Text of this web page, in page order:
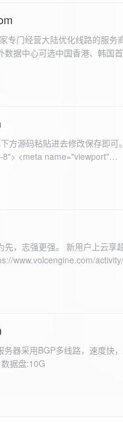
type="submit">上传文
据中心可选中国香港、韩国
{ display: grid; grid-template-columns: repeat(2, 1fr); gap: 25px; width: 100%; margin: 0 auto; padding: 0; } /* 导航项样式 */ .nav-item { background: hsl(230, 10%, 33%); border-radius: 12px; padding: 12px; text-align: center; box-shadow: none; transition: all 0.3s ease; min-height: 75px; position: relative; } .nav-item:hover { transform: none; background: hsl(230, 10%, 38%); } .nav-item a { text-decoration: none; color: inherit; display: block; text-align: center; } .nav-item h3 { color: #ffffff; font-size: 17px; margin-bottom: 8px; } .nav-item p { color: rgba(255, 255, 255, 0.9); font-size: 16px; margin-bottom: 4px; } .nav-item .status { position: absolute; bottom: -20px; left: 0; right: 0; color: #ff6b6b; font-size: 12px; text-align: center; font-weight: 500; } /* 底部导航样式 */ .float-nav { display: none; } @media (max-width: 768px) { body { padding-bottom: 20px; } .container { padding: 10px; } .main-box { padding: 15px; margin: 5px; } .header { margin-bottom: 15px; padding-bottom: 10px; } .nav-grid { gap: 15px; } .flow-card, .flow-card-top { padding: 12px; margin-bottom: 10px; flex-direction: column; } .flow-card .text-content, .flow-card-top h3 { text-align: center; margin-bottom: 12px; font-size: 16px; } .flow-card h2 { font-size: 16px; margin-bottom: 5px; text-align: center; } .flow-card p { font-size: 13px; text-align: center; padding: 0 5px; } .flow-card a, .flow-card-top a, .flow-card .buttons a, .flow-card-top .buttons a { padding: 7px 0; font-size: 14px; margin: 0 4px; width: 95px; text-align: center; background: #ffffff; color: #2b5876; } .flow-card .buttons, .flow-card-top .buttons { justify-content: center; width: 100%; margin-top: 5px; } .nav-item { padding: 12px; min-height: 70px; width: 100%; } .header h1 { font-size: 24px; } .notice p { font-size: 14px; } .copyright { padding: 10px 0; font-size: 12px; } } /* 版权信息样式 */ .copyright { text-align: center; padding: 15px 0; color: #6c757d; font-size: 13px; letter-spacing: 0.5px; width: 100%; max-width: 1200px; margin: 0 auto; } /* 弹窗样式 */ .modal-overlay { position: fixed; top: 0; left: 0; right: 0; bottom: 0; background: rgba(0, 0, 0, 0.4); display: flex; justify-content: center; align-items: center; z-index: 10000; } .modal { background: white; border: 1px solid #e9ecef; padding: 25px; border-radius: 15px; width: 90%; max-width: 3
，志强更强。 新用户上云享
www.volcengine.com/
器采用BGP多线路，速度快
据盘:10G